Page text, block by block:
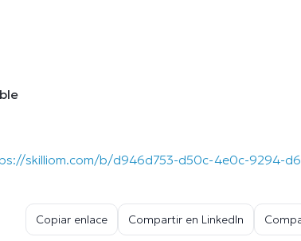
skilliom.com/b/d946d753-d50c-4e0c-9294-
Copiar enlace Compartir en LinkedIn